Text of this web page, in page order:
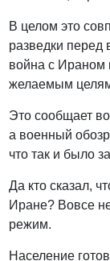
В целом это
разведки перед
война с Ираном
желаемым
Это сообщает
а военный
что так и было
Да кто сказал,
Иране? Вовсе
режим.
Население